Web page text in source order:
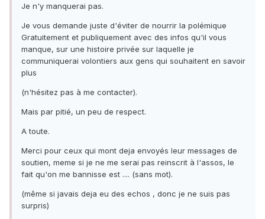
Je n'y manquerai pas.
Je vous demande juste d'éviter de nourrir la polémique
Gratuitement et publiquement avec des infos qu'il vous
manque, sur une histoire privée sur laquelle je
communiquerai volontiers aux gens qui souhaitent en savoir
plus
(n'hésitez pas à me contacter).
Mais par pitié, un peu de respect.
A toute.
Merci pour ceux qui mont deja envoyés leur messages de
soutien, meme si je ne me serai pas reinscrit à l'assos, le
fait qu'on me bannisse est .... (sans mot).
(même si javais deja eu des echos , donc je ne suis pas
surpris)